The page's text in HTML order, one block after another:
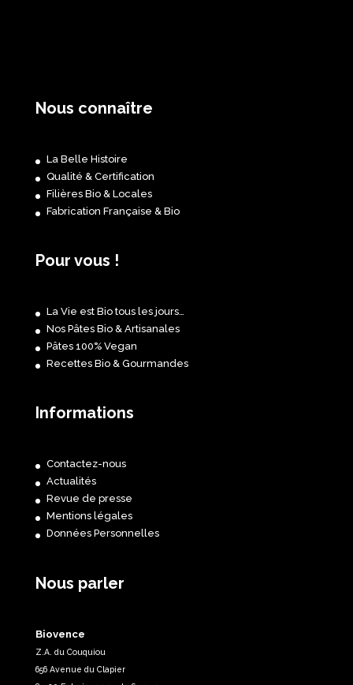
Nous connaître
La Belle Histoire
Qualité & Certification
Filières Bio & Locales
Fabrication Française & Bio
Pour vous !
La Vie est Bio tous les jours…
Nos Pâtes Bio & Artisanales
Pâtes 100% Vegan
Recettes Bio & Gourmandes
Informations
Contactez-nous
Actualités
Revue de presse
Mentions légales
Données Personnelles
Nous parler
Biovence
Z.A. du Couquiou
656 Avenue du Clapier